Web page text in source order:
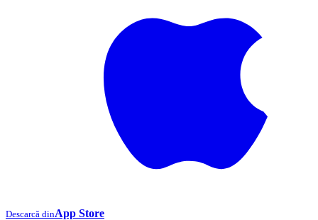
Descarcă dinApp Store